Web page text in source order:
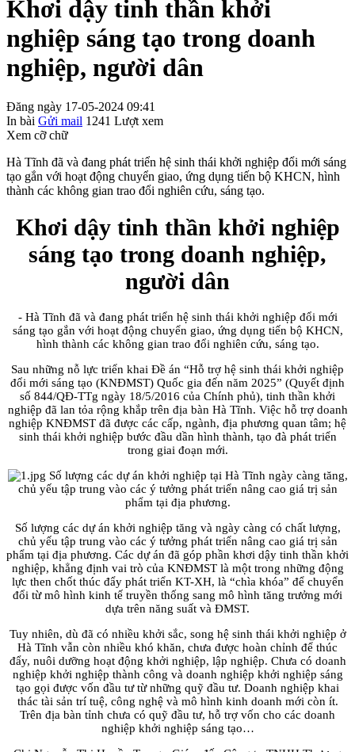
Khơi dậy tinh thần khởi
nghiệp sáng tạo trong doanh
nghiệp, người dân
Đăng ngày 17-05-2024 09:41
In bài Gửi mail 1241 Lượt xem
Xem cỡ chữ
Hà Tĩnh đã và đang phát triển hệ sinh thái khởi nghiệp đổi mới sáng
tạo gắn với hoạt động chuyển giao, ứng dụng tiến bộ KHCN, hình
thành các không gian trao đổi nghiên cứu, sáng tạo.
Khơi dậy tinh thần khởi nghiệp
sáng tạo trong doanh nghiệp,
người dân
- Hà Tĩnh đã và đang phát triển hệ sinh thái khởi nghiệp đổi mới
sáng tạo gắn với hoạt động chuyển giao, ứng dụng tiến bộ KHCN,
hình thành các không gian trao đổi nghiên cứu, sáng tạo.
Sau những nỗ lực triển khai Đề án “Hỗ trợ hệ sinh thái khởi nghiệp
đổi mới sáng tạo (KNĐMST) Quốc gia đến năm 2025” (Quyết định
số 844/QĐ-TTg ngày 18/5/2016 của Chính phủ), tinh thần khởi
nghiệp đã lan tỏa rộng khắp trên địa bàn Hà Tĩnh. Việc hỗ trợ doanh
nghiệp KNĐMST đã được các cấp, ngành, địa phương quan tâm; hệ
sinh thái khởi nghiệp bước đầu dần hình thành, tạo đà phát triển
trong giai đoạn mới.
Số lượng các dự án khởi nghiệp tại Hà Tĩnh ngày càng tăng,
chủ yếu tập trung vào các ý tưởng phát triển nâng cao giá trị sản
phẩm tại địa phương.
Số lượng các dự án khởi nghiệp tăng và ngày càng có chất lượng,
chủ yếu tập trung vào các ý tưởng phát triển nâng cao giá trị sản
phẩm tại địa phương. Các dự án đã góp phần khơi dậy tinh thần khởi
nghiệp, khẳng định vai trò của KNĐMST là một trong những động
lực then chốt thúc đẩy phát triển KT-XH, là “chìa khóa” để chuyển
đổi từ mô hình kinh tế truyền thống sang mô hình tăng trưởng mới
dựa trên năng suất và ĐMST.
Tuy nhiên, dù đã có nhiều khởi sắc, song hệ sinh thái khởi nghiệp ở
Hà Tĩnh vẫn còn nhiều khó khăn, chưa được hoàn chỉnh để thúc
đẩy, nuôi dưỡng hoạt động khởi nghiệp, lập nghiệp. Chưa có doanh
nghiệp khởi nghiệp thành công và doanh nghiệp khởi nghiệp sáng
tạo gọi được vốn đầu tư từ những quỹ đầu tư. Doanh nghiệp khai
thác tài sản trí tuệ, công nghệ và mô hình kinh doanh mới còn ít.
Trên địa bàn tỉnh chưa có quỹ đầu tư, hỗ trợ vốn cho các doanh
nghiệp khởi nghiệp sáng tạo…